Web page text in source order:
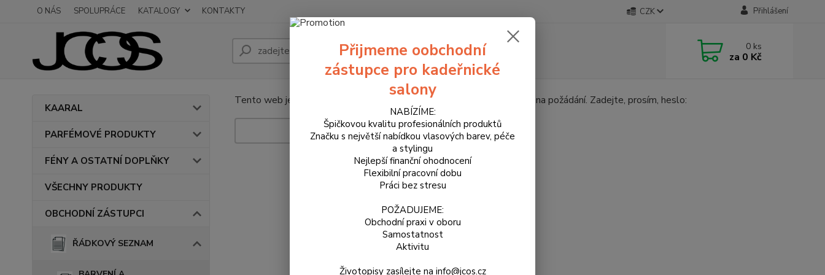
O NÁS SPOLUPRÁCE KATALOGY KONTAKTY CZK Přihlášení
Hledat 0 ks
za 0 Kč
KAARAL
PARFÉMOVÉ PRODUKTY
FÉNY A OSTATNÍ DOPLŇKY
VŠECHNY PRODUKTY
OBCHODNÍ ZÁSTUPCI
ŘÁDKOVÝ SEZNAM
Tento web je přístupný jen oprávněným osobám. Heslo Vám zašleme na požádání. Zadejte, prosím, heslo:
Přijmeme oobchodní
zástupce pro kadeřnické
salony
NABÍZÍME:
Špičkovou kvalitu profesionálních produktů
Značku s největší nabídkou vlasových barev, péče
a stylingu
Nejlepší finanční ohodnocení
Flexibilní pracovní dobu
Práci bez stresu
POŽADUJEME:
Obchodní praxi v oboru
Samostatnost
Aktivitu
Životopisy zasílejte na info@jcos.cz